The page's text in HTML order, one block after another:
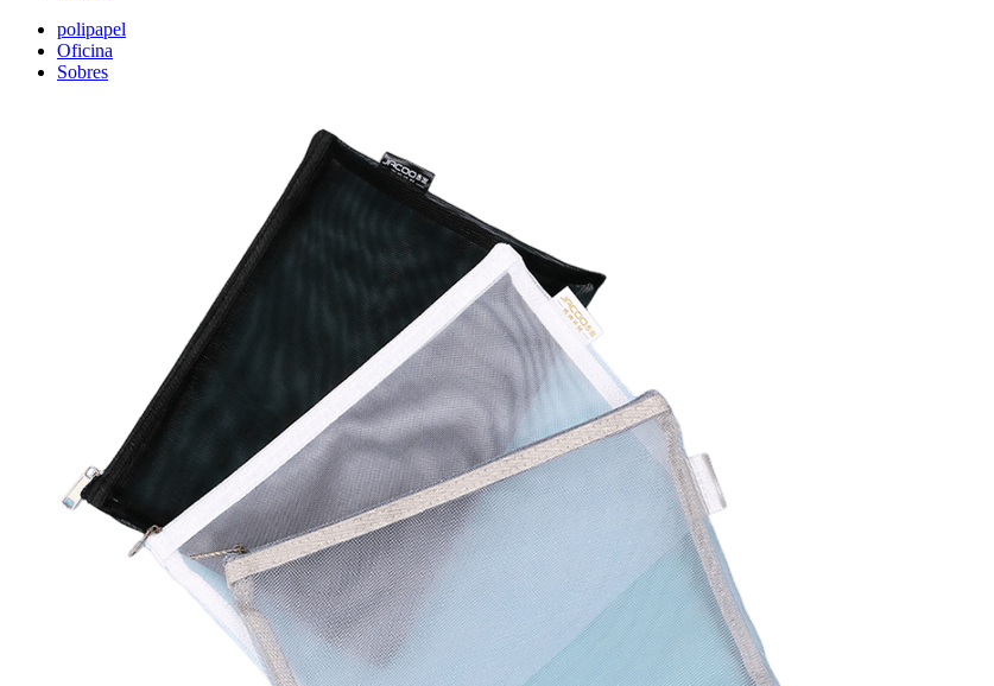
polipapel
Oficina
Sobres